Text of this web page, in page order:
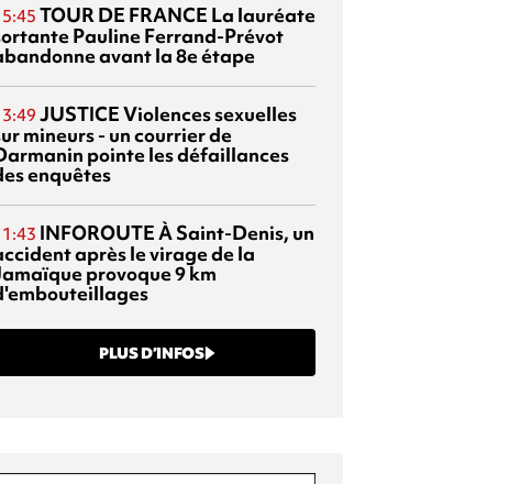
TOUR DE FRANCE La lauréate
Pauline Ferrand-Prévot
avant la 8e étape
JUSTICEViolences sexuelles
mineurs - un courrier de
pointe les défaillances
enquêtes
INFOROUTEÀ Saint-Denis, un
après le virage de la
provoque 9 km
PLUS D’INFOS